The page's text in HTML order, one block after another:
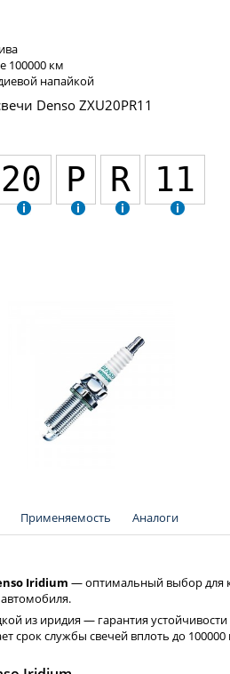
100000 км
напайкой
Denso ZXU20PR11
20 P R 11
Применяемость Аналоги
Iridium — оптимальный выбор для
из иридия — гарантия
срок службы свечей вплоть до 100000